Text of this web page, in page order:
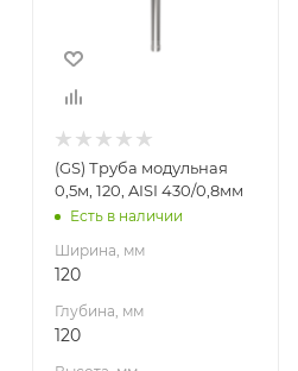
500
Материал
Нержавеющая
сталь
Производитель
(GS) Труба модульная
0,5м, 120, AISI 430/0,8мм
Есть в наличии
Ширина, мм
120
Глубина, мм
120